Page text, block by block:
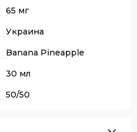
65 мг
Украина
Banana Pineapple
30 мл
50/50